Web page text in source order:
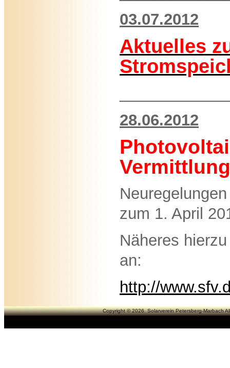
03.07.2012
Aktuelles
28.06.2012
zum 1. April
Näheres
an:
http://
Copyright © 2026. Solarverein Petersberg-Marbach